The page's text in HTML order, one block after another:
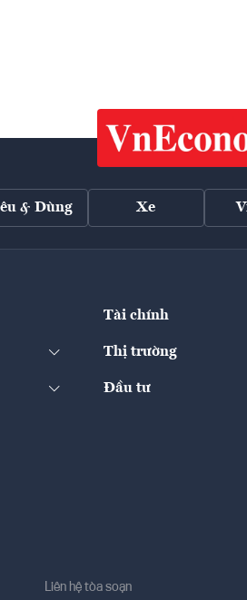
& Dùng Xe
Tài chính
Thị trường
Đầu tư
Liên hệ tòa soạn